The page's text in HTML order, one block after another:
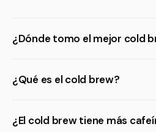
¿Dónde tomo el mejor cold
¿Qué es el cold brew?
¿El cold brew tiene más